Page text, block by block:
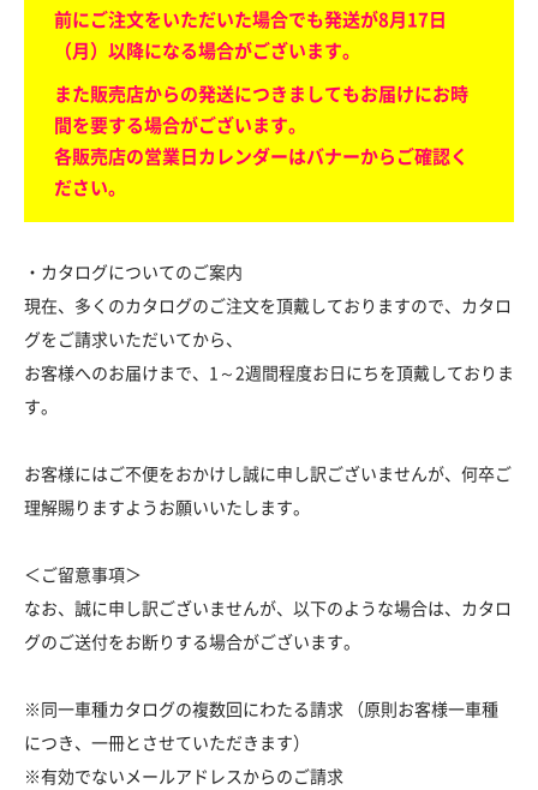
前にご注文をいただいた場合でも発送が8月17日
（月）以降になる場合がございます。
また販売店からの発送につきましてもお届けにお時
間を要する場合がございます。
各販売店の営業日カレンダーはバナーからご確認く
ださい。
・カタログについてのご案内
現在、多くのカタログのご注文を頂戴しておりますので、カタロ
グをご請求いただいてから、
お客様へのお届けまで、1～2週間程度お日にちを頂戴しておりま
す。
お客様にはご不便をおかけし誠に申し訳ございませんが、何卒ご
理解賜りますようお願いいたします。
＜ご留意事項＞
なお、誠に申し訳ございませんが、以下のような場合は、カタロ
グのご送付をお断りする場合がございます。
※同一車種カタログの複数回にわたる請求 （原則お客様一車種
につき、一冊とさせていただきます）
※有効でないメールアドレスからのご請求